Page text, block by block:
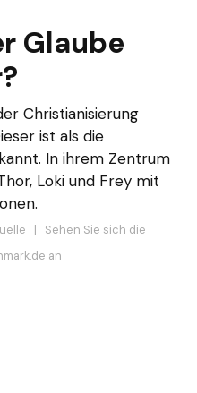
Glaube
Christianisierung
ist als die
In ihrem Zentrum
Loki und Frey mit
| Sehen Sie sich die
an